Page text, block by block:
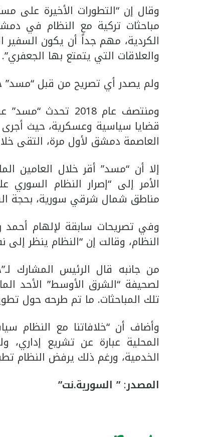
وقال إن “التطورات الأخيرة على
مباحثات تركية مع النظام في
الكردية، مهم جداً أن يكون
والعلاقات التي يتمتع بها الجعفري”.
ولم يصدر أي تصريح من قبل “مسد”
ومنتصف عام
قضايا سياسية وعسكرية، حيث أجرى
العاصمة دمشق لأول مرة، التقى
إلا أن “مسد” أقر خلال العامين
الأمر إلى “إصرار النظام
مناطق شمال شرقي سورية، بحجة
وفي تصريحات سابقة لإلهام
النظام، وقالت إن “النظام ينظر
من جانبه قال الرئيس المشارك
لصحيفة “الشرق الأوسط” الأحد
تلك المباحثات. ما تم طرحه حول تطوير قانون
وأضاف أن “خلافاتنا مع النظام
المحلية عبارة عن تشريع
الخدمية، ورغم ذلك يرفض النظام
المصدر: ” السورية.نت”